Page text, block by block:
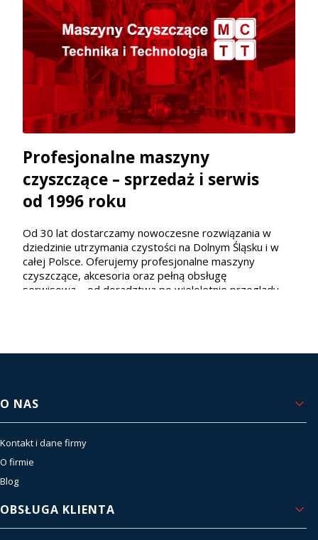
Profesjonalne maszyny
czyszczące – sprzedaż i serwis
od 1996 roku
Od 30 lat dostarczamy nowoczesne rozwiązania w
dziedzinie utrzymania czystości na Dolnym Śląsku i w
całej Polsce. Oferujemy profesjonalne maszyny
czyszczące, akcesoria oraz pełną obsługę
serwisową – od doradztwa po wieloletnie przeglądy.
najnowszych technologii.
zaczyna.
czytaj więcej o nas
Linki w stopce
O NAS
Kontakt i dane firmy
O firmie
Blog
OBSŁUGA KLIENTA